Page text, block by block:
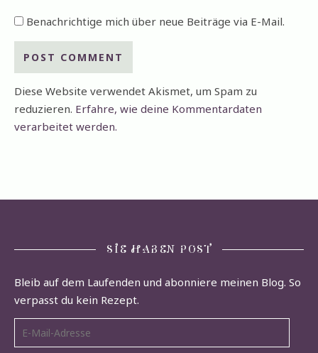
Benachrichtige mich über neue Beiträge via E-Mail.
Diese Website verwendet Akismet, um Spam zu
reduzieren. Erfahre, wie deine Kommentardaten
verarbeitet werden.
SIE HABEN POST
Bleib auf dem Laufenden und abonniere meinen Blog. So
verpasst du kein Rezept.
E-Mail-Adresse